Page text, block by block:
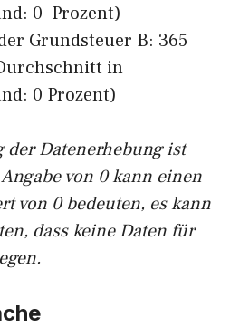
0 Prozent)
Grundsteuer B: 365
in
0 Prozent)
der Datenerhebung ist
von 0 kann einen
von 0 bedeuten, es kann
dass keine Daten für